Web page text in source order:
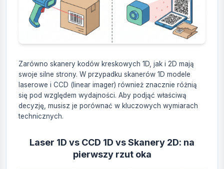
Zarówno skanery kodów kreskowych 1D, jak i 2D mają
swoje silne strony. W przypadku skanerów 1D modele
laserowe i CCD (linear imager) również znacznie różnią
się pod względem wydajności. Aby podjąć właściwą
decyzję, musisz je porównać w kluczowych wymiarach
technicznych.
Laser 1D vs CCD 1D vs Skanery 2D: na
pierwszy rzut oka